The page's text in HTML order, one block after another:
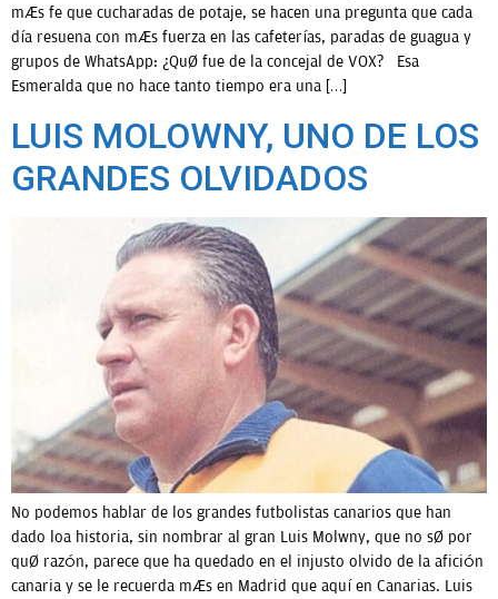
más fe que cucharadas de potaje, se hacen una pregunta que cada
día resuena con más fuerza en las cafeterías, paradas de guagua y
grupos de WhatsApp: ¿Qué fue de la concejal de VOX? Esa
Esmeralda que no hace tanto tiempo era una […]
LUIS MOLOWNY, UNO DE LOS
GRANDES OLVIDADOS
No podemos hablar de los grandes futbolistas canarios que han
dado loa historia, sin nombrar al gran Luis Molwny, que no sé por
qué razón, parece que ha quedado en el injusto olvido de la afición
canaria y se le recuerda más en Madrid que aquí en Canarias. Luis